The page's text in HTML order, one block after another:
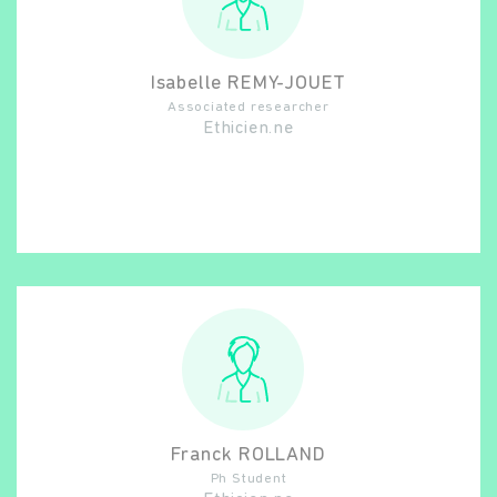
Isabelle REMY-JOUET
Associated researcher
Ethicien.ne
Franck ROLLAND
Ph Student